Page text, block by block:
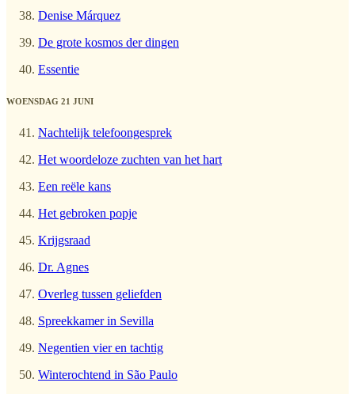
Denise Márquez
De grote kosmos der dingen
Essentie
WOENSDAG 21 JUNI
Nachtelijk telefoongesprek
Het woordeloze zuchten van het hart
Een reële kans
Het gebroken popje
Krijgsraad
Dr. Agnes
Overleg tussen geliefden
Spreekkamer in Sevilla
Negentien vier en tachtig
Winterochtend in São Paulo